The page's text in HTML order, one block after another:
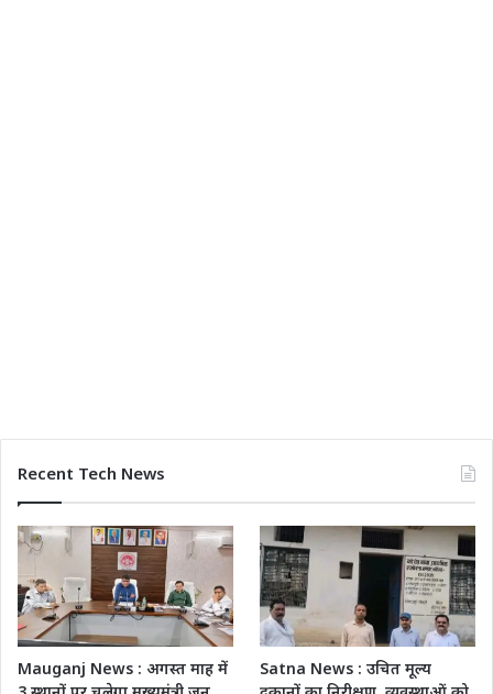
Recent Tech News
Mauganj News : अगस्त माह में
Satna News : उचित मूल्य